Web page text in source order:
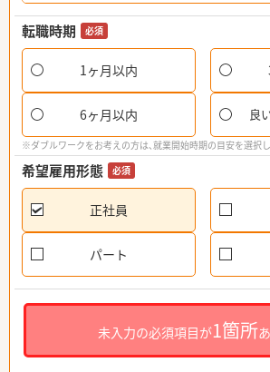
転職時期 必須
1ヶ月以内
6ヶ月以内 良
※ダブルワークをお考えの方は、就業開始時期の目安を選択
希望雇用形態 必須
正社員
パート
未入力の必須項目が1箇所